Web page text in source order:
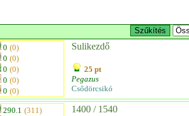
0 (0)
0 (0)
0 (0)
0 (0)
0 (0)
Sulikezdő
25 pt
Pegazus
Csődörcsikó
290.1 (311)
1400 / 1540